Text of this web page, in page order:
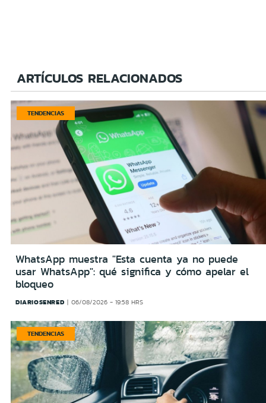
ARTÍCULOS RELACIONADOS
TENDENCIAS
WhatsApp muestra "Esta cuenta ya no puede
usar WhatsApp": qué significa y cómo apelar el
bloqueo
DIARIOSENRED 06/08/2026 - 19:58 HRS
TENDENCIAS